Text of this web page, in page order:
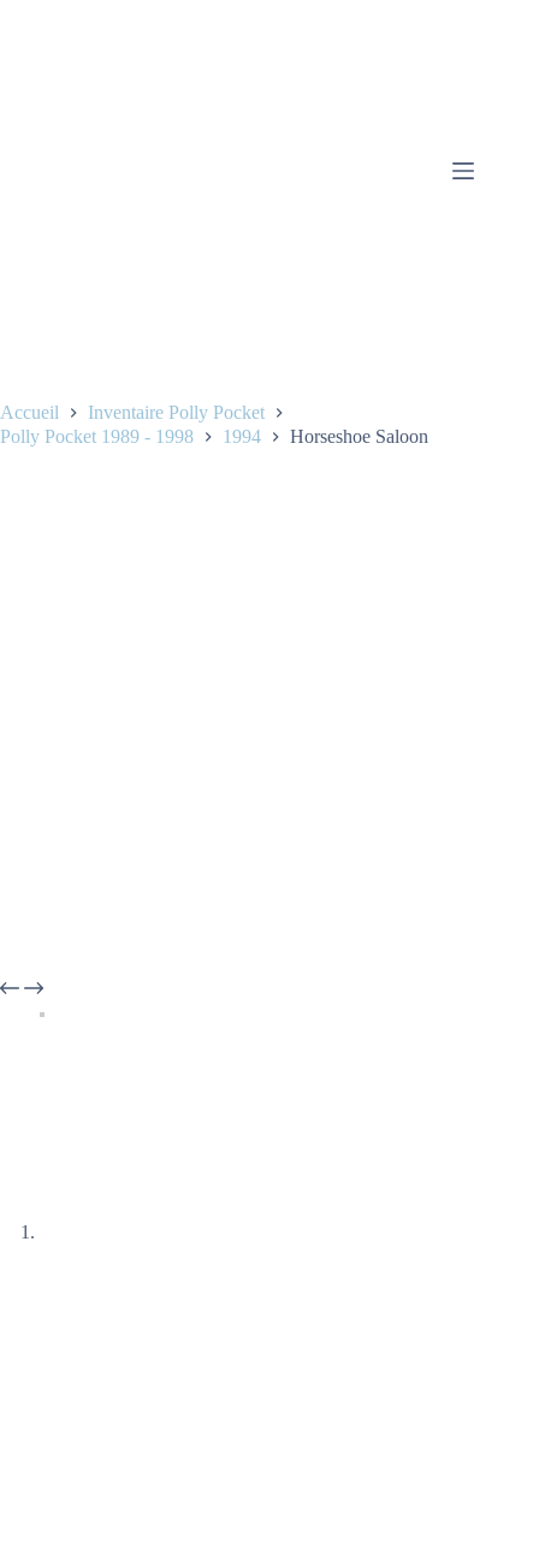
Accueil
Inventaire Polly Pocket
Polly Pocket 1989 - 1998
1994 Horseshoe Saloon